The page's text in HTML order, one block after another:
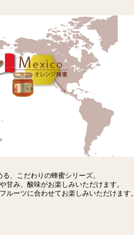
、こだわりの蜂蜜シリーズ。
甘み、酸味がお楽しみいただけます。
ルーツに合わせてお楽しみいただけます。